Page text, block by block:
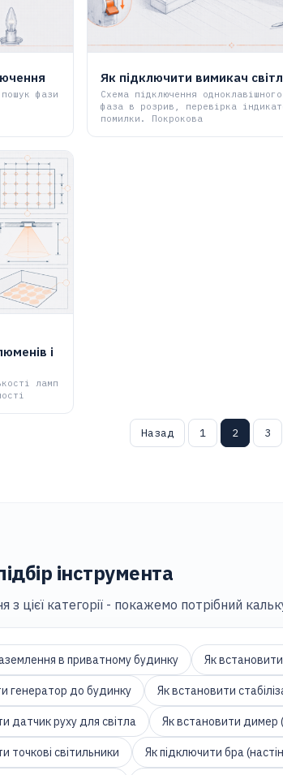
фази
Як підключити вимикач
Схема підключення
фаза в розрив, перевірка
помилки. Покрокова
і
ламп
Пагінація
Назад 1 2 3
інструмента
з цієї категорії - покажемо потрібний
в приватному будинку Як встановити
генератор до будинку Як встановити
датчик руху для світла Як встановити димер
точкові світильники Як підключити бра